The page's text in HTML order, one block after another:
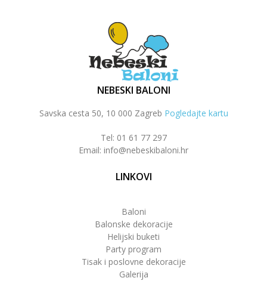
NEBESKI BALONI
Savska cesta 50, 10 000 Zagreb Pogledajte kartu
Tel: 01 61 77 297
Email: info@nebeskibaloni.hr
LINKOVI
Baloni
Balonske dekoracije
Helijski buketi
Party program
Tisak i poslovne dekoracije
Galerija